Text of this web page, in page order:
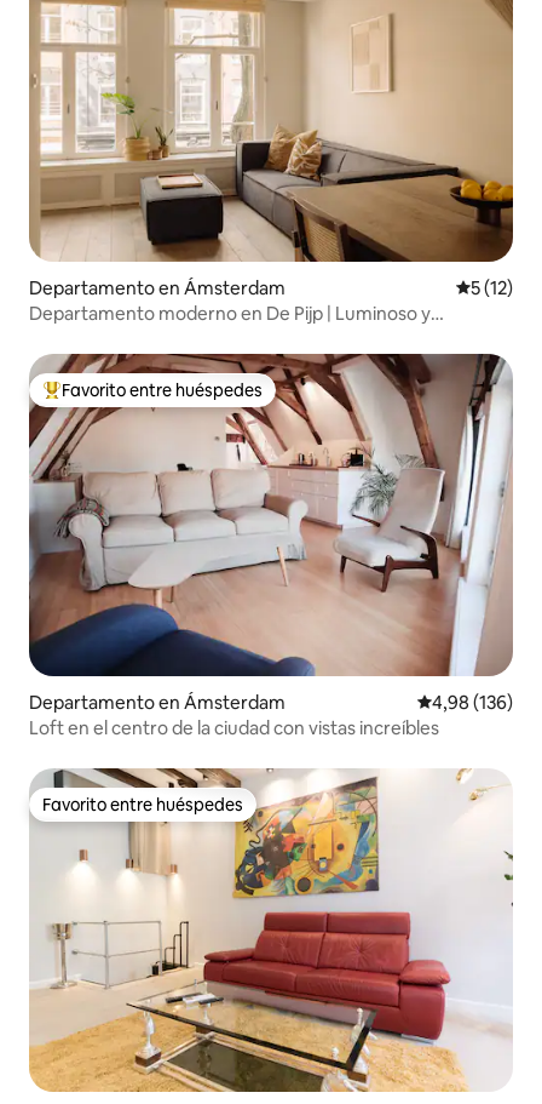
Departamento en Ámsterdam
5 (12)
Departamento moderno en De Pijp | Luminoso y
Favorito entre los huéspedes más destacados
Favorito entre huéspedes
Departamento en Ámsterdam Calificación
4,98 (136)
Loft en el centro de la ciudad con vistas increíbles
Favorito entre huéspedes
Favorito entre huéspedes